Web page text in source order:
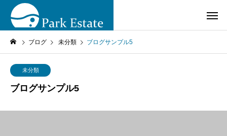
ブログ 未分類 ブログサンプル5
未分類
ブログサンプル5